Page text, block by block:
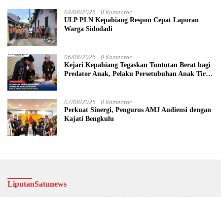
04/08/2026 0 Komentar
ULP PLN Kepahiang Respon Cepat Laporan
Warga Sidodadi
06/08/2026 0 Komentar
Kejari Kepahiang Tegaskan Tuntutan Berat bagi
Predator Anak, Pelaku Persetubuhan Anak Tiri
07/08/2026 0 Komentar
Perkuat Sinergi, Pengurus AMJ Audiensi dengan
Kajati Bengkulu
LiputanSatunews